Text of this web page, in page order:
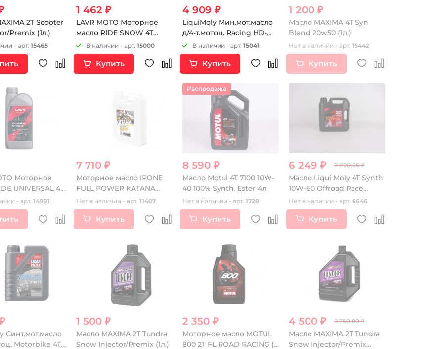
2T Scooter
Premix (1л.)
- арт. 15465
1 462 ₽
LAVR MOTO Моторное
масло RIDE SNOW 4T
0W40 SN, 1 л
В наличии - арт. 15000
Купить
4 909 ₽
LiquiMoly Мин.мот.масло
д/4-т.мотоц. Racing HD-
Classic 50 SG(4л)
В наличии - арт. 15041
Купить
1 200 ₽
Масло MAXIMA 4T Syn
Blend 20w50 (1л.)
Нет в наличии - арт. 15442
Купить
Моторное
UNIVERSAL 4T
1 л- арт. 14991
7 710 ₽
Моторное масло IPONE
FULL POWER KATANA
10W50 ( 4л )
Нет в наличии - арт. 11407
Купить
Распродажа
8 590 ₽
Масло Motul 4T 7100 10W-
40 100% Synth. Ester 4л
Нет в наличии - арт. 1728
Купить
6 249 ₽ 7 890.00 ₽
Масло Liqui Moly 4T Synth
10W-60 Offroad Race
(Cинтетическое) 4 л
Нет в наличии - арт. 6646
Купить
Синт.мот.масло
Motorbike 4T
1 500 ₽
Масло MAXIMA 2T Tundra
Snow Injector/Premix (1л.)
2 350 ₽
Моторное масло MOTUL
800 2T FL ROAD RACING (1
4 500 ₽ 6 750.00 ₽
Масло MAXIMA 2T Tundra
Snow Injector/Premix